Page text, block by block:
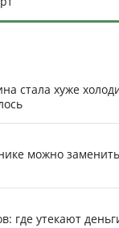
стала хуже
можно
где утекают